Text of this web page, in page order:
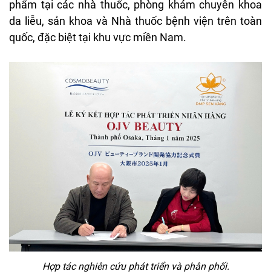
phẩm tại các nhà thuốc, phòng khám chuyên khoa
da liễu, sản khoa và Nhà thuốc bệnh viện trên toàn
quốc, đặc biệt tại khu vực miền Nam.
Hợp tác nghiên cứu phát triển và phân phối.